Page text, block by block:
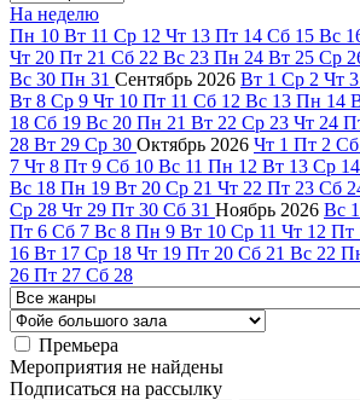
На неделю
Пн 10 Вт 11 Ср 12 Чт 13 Пт 14 Сб 15 Вс
Чт 20 Пт 21 Сб 22 Вс 23 Пн 24 Вт 25 Ср
Вс 30 Пн 31 Сентябрь 2026 Вт 1 Ср 2 Чт 3
Вт 8 Ср 9 Чт 10 Пт 11 Сб 12 Вс 13 Пн 14
18 Сб 19 Вс 20 Пн 21 Вт 22 Ср 23 Чт 24
28 Вт 29 Ср 30 Октябрь 2026 Чт 1 Пт 2 Сб
7 Чт 8 Пт 9 Сб 10 Вс 11 Пн 12 Вт 13 Ср 14
Вс 18 Пн 19 Вт 20 Ср 21 Чт 22 Пт 23 Сб
Ср 28 Чт 29 Пт 30 Сб 31 Ноябрь 2026 Вс 1
Пт 6 Сб 7 Вс 8 Пн 9 Вт 10 Ср 11 Чт 12 Пт
16 Вт 17 Ср 18 Чт 19 Пт 20 Сб 21 Вс 22
26 Пт 27 Сб 28
Премьера
Мероприятия не найдены
Подписаться на рассылку